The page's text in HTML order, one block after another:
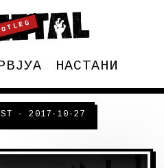
НАСТАНИ
- 2017-10-27